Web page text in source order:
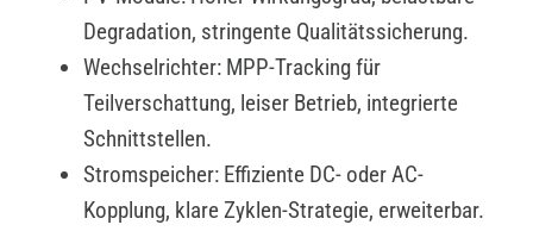
Degradation, stringente Qualitätssicherung.
Wechselrichter: MPP-Tracking für
Teilverschattung, leiser Betrieb, integrierte
Schnittstellen.
Stromspeicher: Effiziente DC- oder AC-
Kopplung, klare Zyklen-Strategie, erweiterbar.